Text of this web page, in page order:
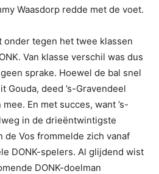
Waasdorp redde met de voet.
onder tegen het twee klassen
Van klasse verschil was dus
sprake. Hoewel de bal snel
Gouda, deed ’s-Gravendeel
En met succes, want ’s-
in de drieëntwintigste
de Vos frommelde zich vanaf
DONK-spelers. Al glijdend wist
DONK-doelman